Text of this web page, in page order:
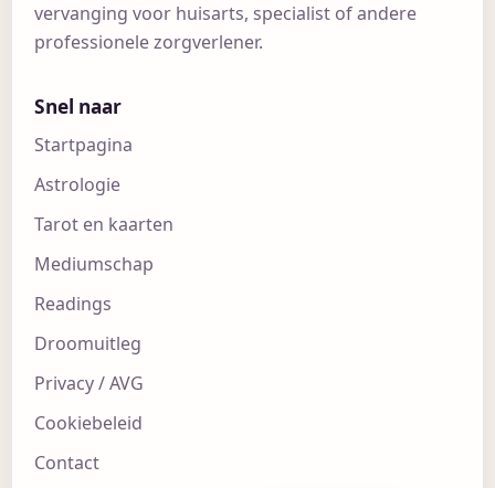
vervanging voor huisarts, specialist of andere
professionele zorgverlener.
Snel naar
Startpagina
Astrologie
Tarot en kaarten
Mediumschap
Readings
Droomuitleg
Privacy / AVG
Cookiebeleid
Contact